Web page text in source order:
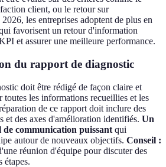
client, ou le retour sur
les entreprises adoptent de plus en
favorisent un retour d'information
et assurer une meilleure performance.
du rapport de diagnostic
doit être rédigé de façon claire et
les informations recueillies et les
de ce rapport doit inclure des
et des axes d'amélioration identifiés. Un
communication puissant qui
autour de nouveaux objectifs. Conseil :
réunion d'équipe pour discuter des
étapes.